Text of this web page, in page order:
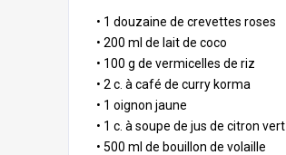
• 1 douzaine de crevettes roses
• 200 ml de lait de coco
• 100 g de vermicelles de riz
• 2 c. à café de curry korma
• 1 oignon jaune
• 1 c. à soupe de jus de citron vert
• 500 ml de bouillon de volaille